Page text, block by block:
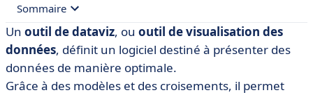
Sommaire
• Définition de la dataviz
• Pourquoi la dataviz est-elle importante ?
• Comment choisir votre outil de dataviz ?
Un outil de dataviz, ou outil de visualisation des
données, définit un logiciel destiné à présenter des
données de manière optimale.
Grâce à des modèles et des croisements, il permet